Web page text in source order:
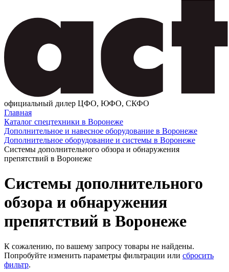
официальный дилер ЦФО, ЮФО, СКФО
Главная
Каталог спецтехники в Воронеже
Дополнительное и навесное оборудование в Воронеже
Дополнительное оборудование и системы в Воронеже
Системы дополнительного обзора и обнаружения
препятствий в Воронеже
Системы дополнительного
обзора и обнаружения
препятствий в Воронеже
К сожалению, по вашему запросу товары не найдены.
Попробуйте изменить параметры фильтрации или сбросить
фильтр.